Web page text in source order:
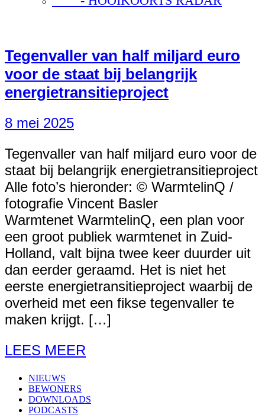
Tegenvaller van half miljard euro
voor de staat bij belangrijk
energietransitieproject
8 mei 2025
Tegenvaller van half miljard euro voor de
staat bij belangrijk energietransitieproject
Alle foto’s hieronder: © WarmtelinQ /
fotografie Vincent Basler
Warmtenet WarmtelinQ, een plan voor
een groot publiek warmtenet in Zuid-
Holland, valt bijna twee keer duurder uit
dan eerder geraamd. Het is niet het
eerste energietransitieproject waarbij de
overheid met een fikse tegenvaller te
maken krijgt. […]
LEES MEER
NIEUWS
BEWONERS
DOWNLOADS
PODCASTS